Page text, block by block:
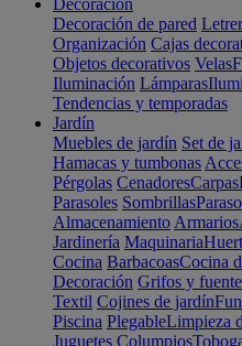
Decoración
Decoración de pared
Organización Cajas
Objetos decorativos Velas
Iluminación Lámparas
Tendencias y temporadas
Jardín
Muebles de jardín Set de
Hamacas y tumbonas
Pérgolas CenadoresCarpas
Parasoles Sombrillas
Almacenamiento Armarios
Jardinería Maquinaria
Cocina BarbacoasCocina
Decoración Grifos y
Textil Cojines de jardín
Piscina PlegableLimpieza
Juguetes Columpios